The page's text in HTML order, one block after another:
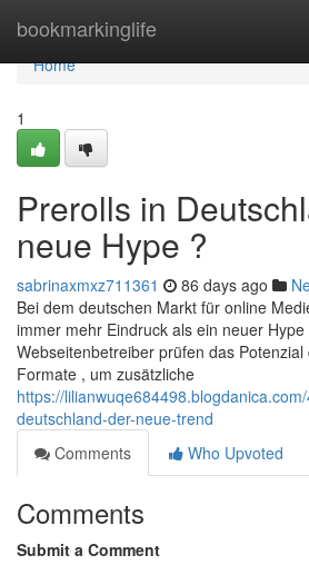
bookmarkinglife
Home
Home
1
Prerolls in
neue Hype ?
sabrinaxmxz711361 86 days ago
Bei dem deutschen Markt für online
immer mehr Eindruck als ein neuer
Webseitenbetreiber prüfen das
Formate , um zusätzliche
https://
deutschland-der-neue-trend
Comments
Who Upvoted
Comments
Submit a Comment